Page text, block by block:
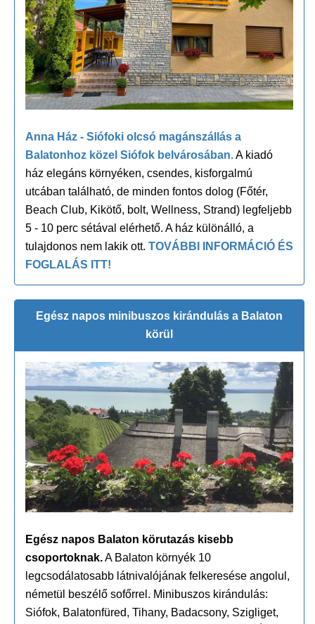
Anna Ház - Siófoki olcsó magánszállás a
Balatonhoz közel Siófok belvárosában.A kiadó
ház elegáns környéken, csendes, kisforgalmú
utcában található, de minden fontos dolog (Főtér,
Beach Club, Kikötő, bolt, Wellness, Strand) legfeljebb
5 - 10 perc sétával elérhető. A ház különálló, a
tulajdonos nem lakik ott. TOVÁBBI INFORMÁCIÓ ÉS
FOGLALÁS ITT!
Egész napos minibuszos kirándulás a Balaton
körül
Egész napos Balaton körutazás kisebb
csoportoknak.A Balaton környék 10
legcsodálatosabb látnivalójának felkeresése angolul,
németül beszélő sofőrrel. Minibuszos kirándulás:
Siófok, Balatonfüred, Tihany, Badacsony, Szigliget,